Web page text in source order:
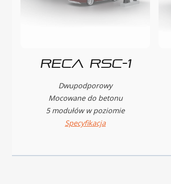
Reca RSC-1
Dwupodporowy
Mocowane do betonu
5 modułów w poziomie
Specyfikacja